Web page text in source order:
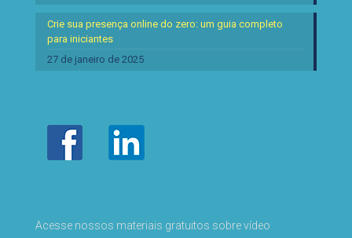
Crie sua presença online do zero: um guia completo
para iniciantes
27 de janeiro de 2025
Acesse nossos materiais gratuitos sobre vídeo